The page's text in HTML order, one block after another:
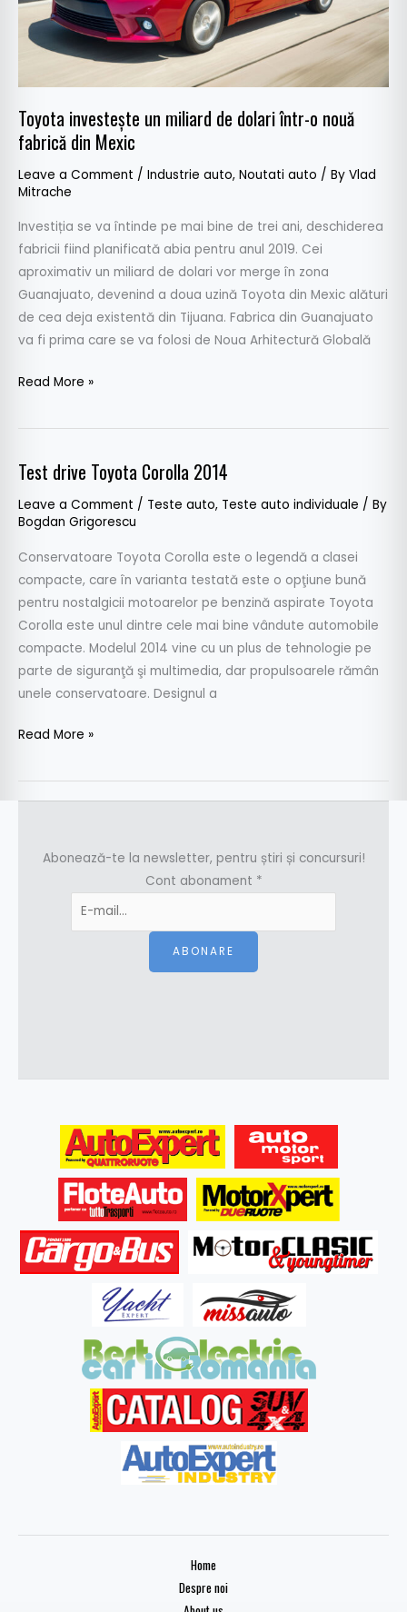
Toyota investește un miliard de dolari într-o nouă
fabrică din Mexic
Leave a Comment / Industrie auto, Noutati auto / By Vlad
Mitrache
Investiția se va întinde pe mai bine de trei ani, deschiderea
fabricii fiind planificată abia pentru anul 2019. Cei
aproximativ un miliard de dolari vor merge în zona
Guanajuato, devenind a doua uzină Toyota din Mexic alături
de cea deja existentă din Tijuana. Fabrica din Guanajuato
va fi prima care se va folosi de Noua Arhitectură Globală
o
nouă
fabrică
Read More »
Test drive Toyota Corolla 2014
Leave a Comment / Teste auto, Teste auto individuale / By
Bogdan Grigorescu
Conservatoare Toyota Corolla este o legendă a clasei
compacte, care în varianta testată este o opţiune bună
pentru nostalgicii motoarelor pe benzină aspirate Toyota
Corolla este unul dintre cele mai bine vândute automobile
compacte. Modelul 2014 vine cu un plus de tehnologie pe
parte de siguranţă şi multimedia, dar propulsoarele rămân
unele conservatoare. Designul a
Test
Toyota
2014
Read More »
Abonează-te la newsletter, pentru știri și concursuri!
Cont abonament *
ABONARE
Home
Despre noi